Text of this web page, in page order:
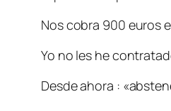
Nos cobra 900 euros
Yo no les he
Desde ahora :